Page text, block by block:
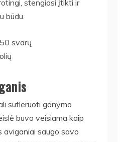
stengiasi įtikti ir
būdu.
svarų
sufleruoti ganymo
buvo veisiama kaip
aviganiai saugo savo